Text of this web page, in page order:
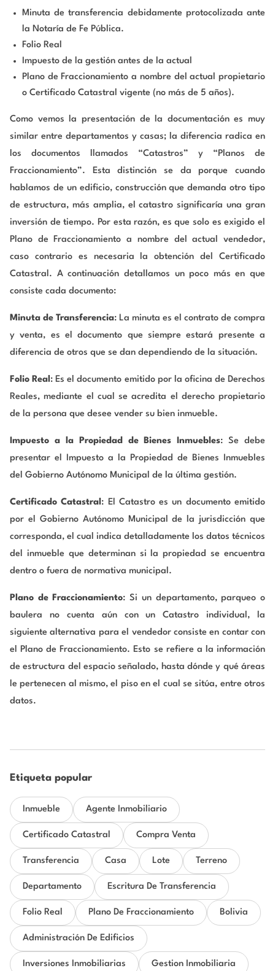
Minuta de transferencia debidamente protocolizada ante
la Notaría de Fe Pública.
Folio Real
Impuesto de la gestión antes de la actual
Plano de Fraccionamiento a nombre del actual propietario
o Certificado Catastral vigente (no más de 5 años).
Como vemos la presentación de la documentación es muy
similar entre departamentos y casas; la diferencia radica en
los documentos llamados “Catastros” y “Planos de
Fraccionamiento”. Esta distinción se da porque cuando
hablamos de un edificio, construcción que demanda otro tipo
de estructura, más amplia, el catastro significaría una gran
inversión de tiempo. Por esta razón, es que solo es exigido el
Plano de Fraccionamiento a nombre del actual vendedor,
caso contrario es necesaria la obtención del Certificado
Catastral. A continuación detallamos un poco más en que
consiste cada documento:
Minuta de Transferencia: La minuta es el contrato de compra
y venta, es el documento que siempre estará presente a
diferencia de otros que se dan dependiendo de la situación.
Folio Real : Es el documento emitido por la oficina de Derechos
Reales, mediante el cual se acredita el derecho propietario
de la persona que desee vender su bien inmueble.
Impuesto a la Propiedad de Bienes Inmuebles: Se debe
presentar el Impuesto a la Propiedad de Bienes Inmuebles
del Gobierno Autónomo Municipal de la última gestión.
Certificado Catastral : El Catastro es un documento emitido
por el Gobierno Autónomo Municipal de la jurisdicción que
corresponda, el cual indica detalladamente los datos técnicos
del inmueble que determinan si la propiedad se encuentra
dentro o fuera de normativa municipal.
Plano de Fraccionamiento: Si un departamento, parqueo o
baulera no cuenta aún con un Catastro individual, la
siguiente alternativa para el vendedor consiste en contar con
el Plano de Fraccionamiento. Esto se refiere a la información
de estructura del espacio señalado, hasta dónde y qué áreas
le pertenecen al mismo, el piso en el cual se sitúa, entre otros
datos.
Etiqueta popular
Inmueble Agente Inmobiliario
Certificado Catastral Compra Venta
Transferencia Casa Lote Terreno
Departamento Escritura De Transferencia
Folio Real Plano De Fraccionamiento Bolivia
Administración De Edificios
Inversiones Inmobiliarias Gestion Inmobiliaria